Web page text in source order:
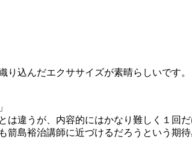
込んだエクササイズが素晴らしいです。
違うが、内容的にはかなり難しく１回
島裕治講師に近づけるだろうという期待